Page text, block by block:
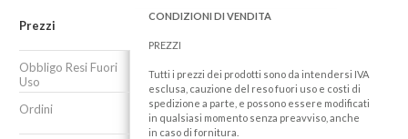
Prezzi
Obbligo Resi Fuori
Uso
Ordini
CONDIZIONI DI VENDITA
PREZZI
Tutti i prezzi dei prodotti sono da intendersi IVA
esclusa, cauzione del reso fuori uso e costi di
spedizione a parte, e possono essere modificati
in qualsiasi momento senza preavviso, anche
in caso di fornitura.